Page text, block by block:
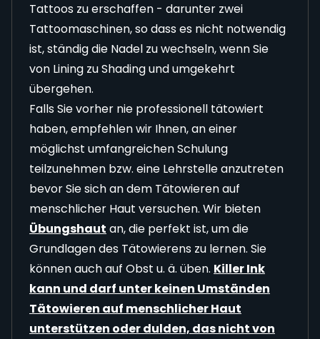
Tattoos zu erschaffen - darunter zwei
Tattoomaschinen, so dass es nicht notwendig
ist, ständig die Nadel zu wechseln, wenn Sie
von Lining zu Shading und umgekehrt
übergehen.
Falls Sie vorher nie professionell tätowiert
haben, empfehlen wir Ihnen, an einer
möglichst umfangreichen Schulung
teilzunehmen bzw. eine Lehrstelle anzutreten
bevor Sie sich an dem Tätowieren auf
menschlicher Haut versuchen. Wir bieten
Übungshaut an, die perfekt ist, um die
Grundlagen des Tätowierens zu lernen. Sie
können auch auf Obst u. ä. üben. Killer Ink
kann und darf unter keinen Umständen
Tätowieren auf menschlicher Haut
unterstützen oder dulden, das nicht von